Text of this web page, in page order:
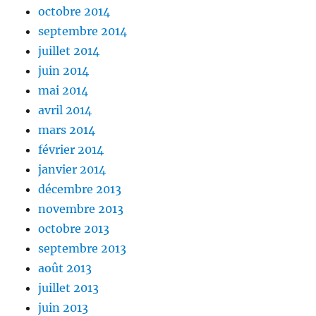
octobre 2014
septembre 2014
juillet 2014
juin 2014
mai 2014
avril 2014
mars 2014
février 2014
janvier 2014
décembre 2013
novembre 2013
octobre 2013
septembre 2013
août 2013
juillet 2013
juin 2013